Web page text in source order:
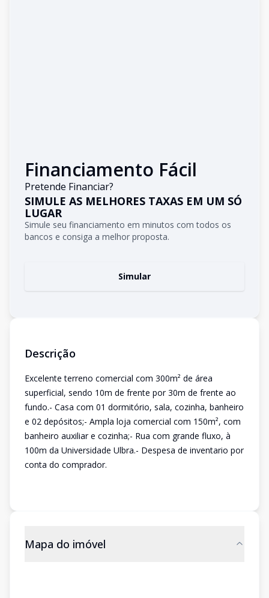
Financiamento Fácil
Pretende Financiar?
SIMULE AS MELHORES TAXAS EM UM SÓ
LUGAR
Simule seu financiamento em minutos com todos os
bancos e consiga a melhor proposta.
Simular
Descrição
Excelente terreno comercial com 300m² de área
superficial, sendo 10m de frente por 30m de frente ao
fundo.- Casa com 01 dormitório, sala, cozinha, banheiro
e 02 depósitos;- Ampla loja comercial com 150m², com
banheiro auxiliar e cozinha;- Rua com grande fluxo, à
100m da Universidade Ulbra.- Despesa de inventario por
conta do comprador.
Mapa do imóvel